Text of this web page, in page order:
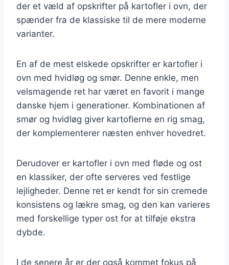
der et væld af opskrifter på kartofler i ovn, der
spænder fra de klassiske til de mere moderne
varianter.
En af de mest elskede opskrifter er kartofler i
ovn med hvidløg og smør. Denne enkle, men
velsmagende ret har været en favorit i mange
danske hjem i generationer. Kombinationen af
smør og hvidløg giver kartoflerne en rig smag,
der komplementerer næsten enhver hovedret.
Derudover er kartofler i ovn med fløde og ost
en klassiker, der ofte serveres ved festlige
lejligheder. Denne ret er kendt for sin cremede
konsistens og lækre smag, og den kan varieres
med forskellige typer ost for at tilføje ekstra
dybde.
I de senere år er der også kommet fokus på